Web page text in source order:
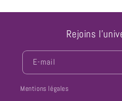
Rejoins
E-mail
Mentions légales